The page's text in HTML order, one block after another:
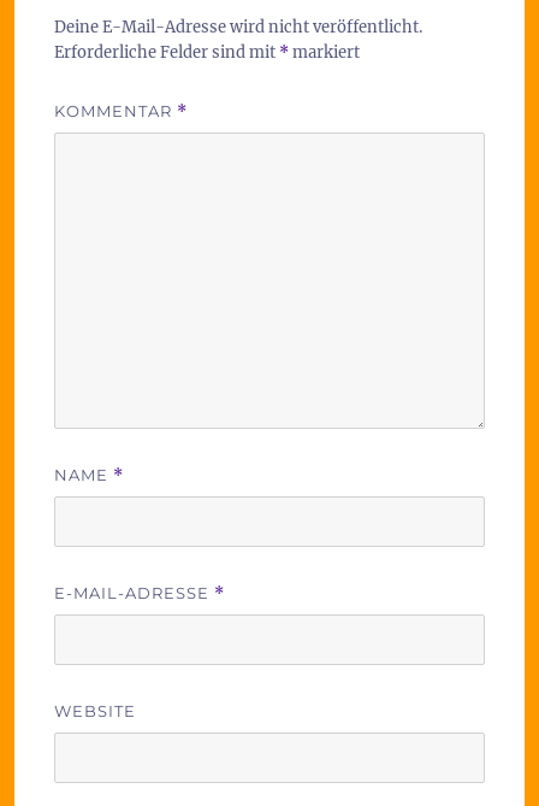
Deine E-Mail-Adresse wird nicht veröffentlicht.
Erforderliche Felder sind mit *markiert
KOMMENTAR *
NAME *
E-MAIL-ADRESSE *
WEBSITE